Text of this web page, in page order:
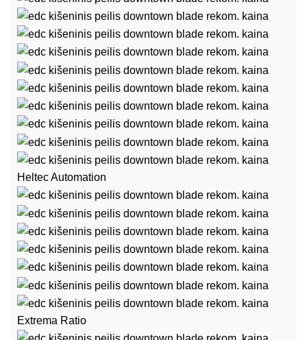
Heltec Automation
Extrema Ratio